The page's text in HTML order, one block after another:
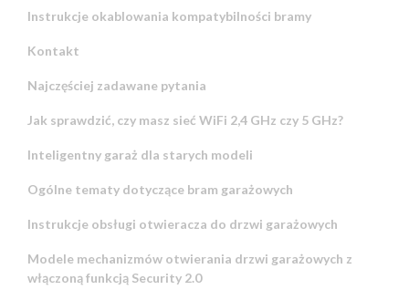
Instrukcje okablowania kompatybilności bramy
Kontakt
Najczęściej zadawane pytania
Jak sprawdzić, czy masz sieć WiFi 2,4 GHz czy 5 GHz?
Inteligentny garaż dla starych modeli
Ogólne tematy dotyczące bram garażowych
Instrukcje obsługi otwieracza do drzwi garażowych
Modele mechanizmów otwierania drzwi garażowych z
włączoną funkcją Security 2.0